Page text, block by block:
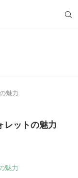
魅力
レットの魅力
魅力